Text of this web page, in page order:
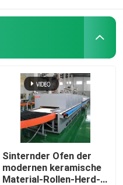
Sinternder Ofen der
modernen keramische
Material-Rollen-Herd-